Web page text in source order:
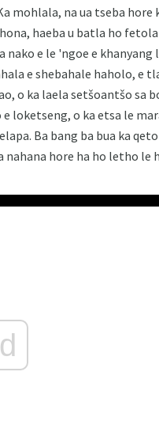
mohlala, na ua tseba hore
haeba u batla ho
e le 'ngoe e
e shebahale haholo, e
o ka laela setšoantšo sa
loketseng, o ka etsa le
Ba bang ba bua ka
nahana hore ha ho letho